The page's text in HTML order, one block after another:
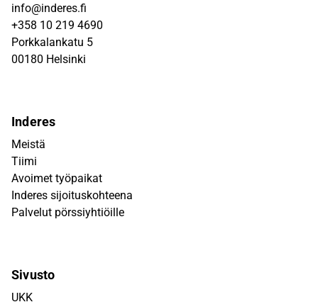
info@inderes.fi
+358 10 219 4690
Porkkalankatu 5
00180 Helsinki
Inderes
Meistä
Tiimi
Avoimet työpaikat
Inderes sijoituskohteena
Palvelut pörssiyhtiöille
Sivusto
UKK